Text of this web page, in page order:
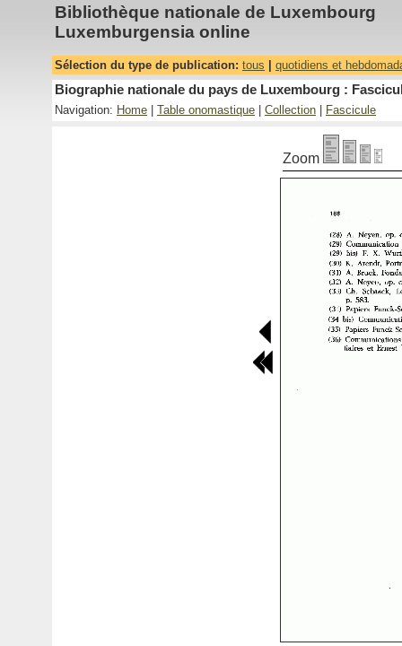
Bibliothèque nationale de Luxembourg
Luxemburgensia online
Sélection du type de publication: tous quotidiens et
Biographie nationale du pays de Luxembourg :
Navigation: Home Table onomastique Collection Fascicule
Zoom